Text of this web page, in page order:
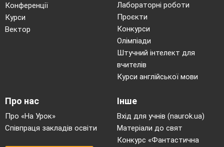
Конференції
Курси
Вектор
Лабораторні роботи
Проєкти
Конкурси
Олімпіади
Штучний інтелект для
вчителів
Курси англійської мови
Про нас
Про «На Урок»
Співпраця закладів освіти
Інше
Вхід для учнів (naurok.ua)
Матеріали до свят
Конкурс «Фантастична